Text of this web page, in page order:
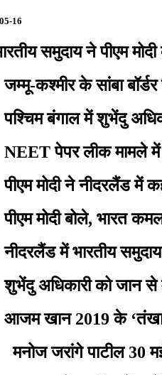
16
समुदाय ने पीएम
कश्मीर के सांबा बॉर्डर
बंगाल में शुभेंदु
पेपर लीक मामले में
मोदी ने नीदरलैंड में
मोदी बोले, भारत
में भारतीय समुदाय
अधिकारी को जान से
खान 2019 के
जरांगे पाटील 30